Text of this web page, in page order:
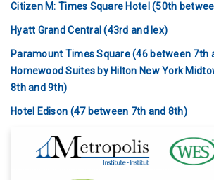
Citizen M: Times Square Hotel (50th
Hyatt Grand Central (43rd and lex)
Paramount Times Square (46 between 7th
Homewood Suites by Hilton New York
8th and 9th)
Hotel Edison (47 between 7th and 8th)